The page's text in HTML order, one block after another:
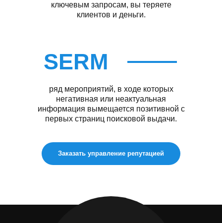
ряд мероприятий, в ходе которых
негативная или неактуальная
информация вымещается позитивной с
первых страниц поисковой выдачи.
SERM
ключевым запросам, вы теряете
клиентов и деньги.
Заказать управление репутацией